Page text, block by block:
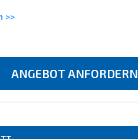
>>
ANGEBOT ANFORDERN